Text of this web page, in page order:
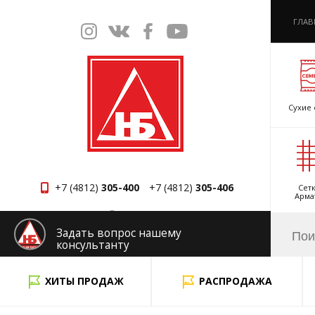
+7 (4812) 305-400 +7 (4812) 305-406
Смоленск
Сухие
Задать вопрос нашему
консультанту
ХИТЫ ПРОДАЖ
РАСПРОДАЖА